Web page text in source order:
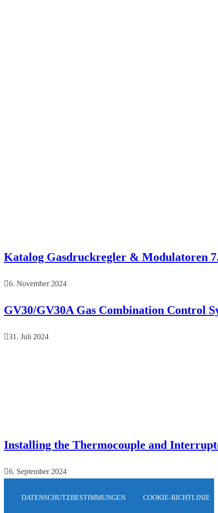
Katalog Gasdruckregler & Modulatoren
6. November 2024
GV30/GV30A Gas Combination Control
31. Juli 2024
Installing the Thermocouple and
6. September 2024
DATENSCHUTZBESTIMMUNGEN COOKIE-RICHTLINIE